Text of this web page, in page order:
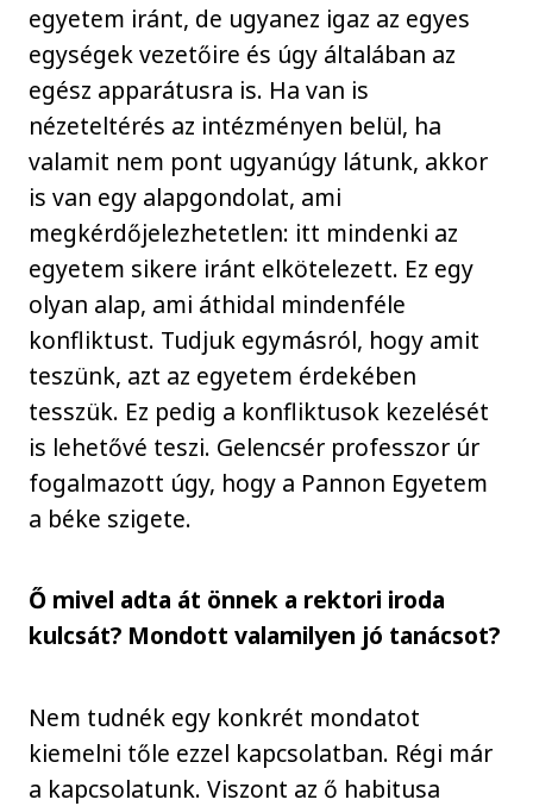
egyetem iránt, de ugyanez igaz az egyes
egységek vezetőire és úgy általában az
egész apparátusra is. Ha van is
nézeteltérés az intézményen belül, ha
valamit nem pont ugyanúgy látunk, akkor
is van egy alapgondolat, ami
megkérdőjelezhetetlen: itt mindenki az
egyetem sikere iránt elkötelezett. Ez egy
olyan alap, ami áthidal mindenféle
konfliktust. Tudjuk egymásról, hogy amit
teszünk, azt az egyetem érdekében
tesszük. Ez pedig a konfliktusok kezelését
is lehetővé teszi. Gelencsér professzor úr
fogalmazott úgy, hogy a Pannon Egyetem
a béke szigete.
Ő mivel adta át önnek a rektori iroda
kulcsát? Mondott valamilyen jó tanácsot?
Nem tudnék egy konkrét mondatot
kiemelni tőle ezzel kapcsolatban. Régi már
a kapcsolatunk. Viszont az ő habitusa